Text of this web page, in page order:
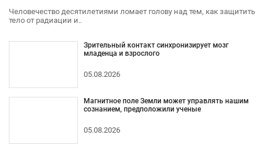
Человечество десятилетиями ломает голову над тем, как защитить
тело от радиации и..
Зрительный контакт синхронизирует мозг
младенца и взрослого
05.08.2026
Магнитное поле Земли может управлять нашим
сознанием, предположили ученые
05.08.2026